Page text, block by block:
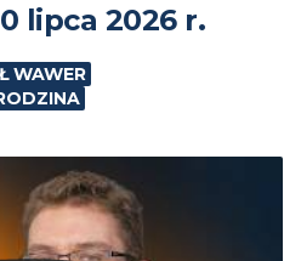
lipca 2026 r.
WAWER